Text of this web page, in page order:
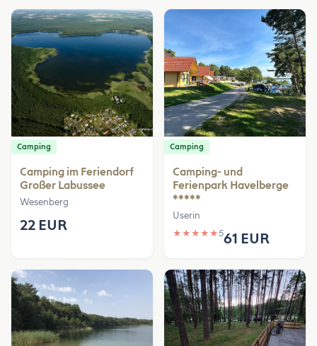
Camping
Camping im Feriendorf
Großer Labussee
Wesenberg
22 EUR
Camping
Camping- und
Ferienpark Havelberge
*****
Userin
★ ★ ★ ★ ★561 EUR